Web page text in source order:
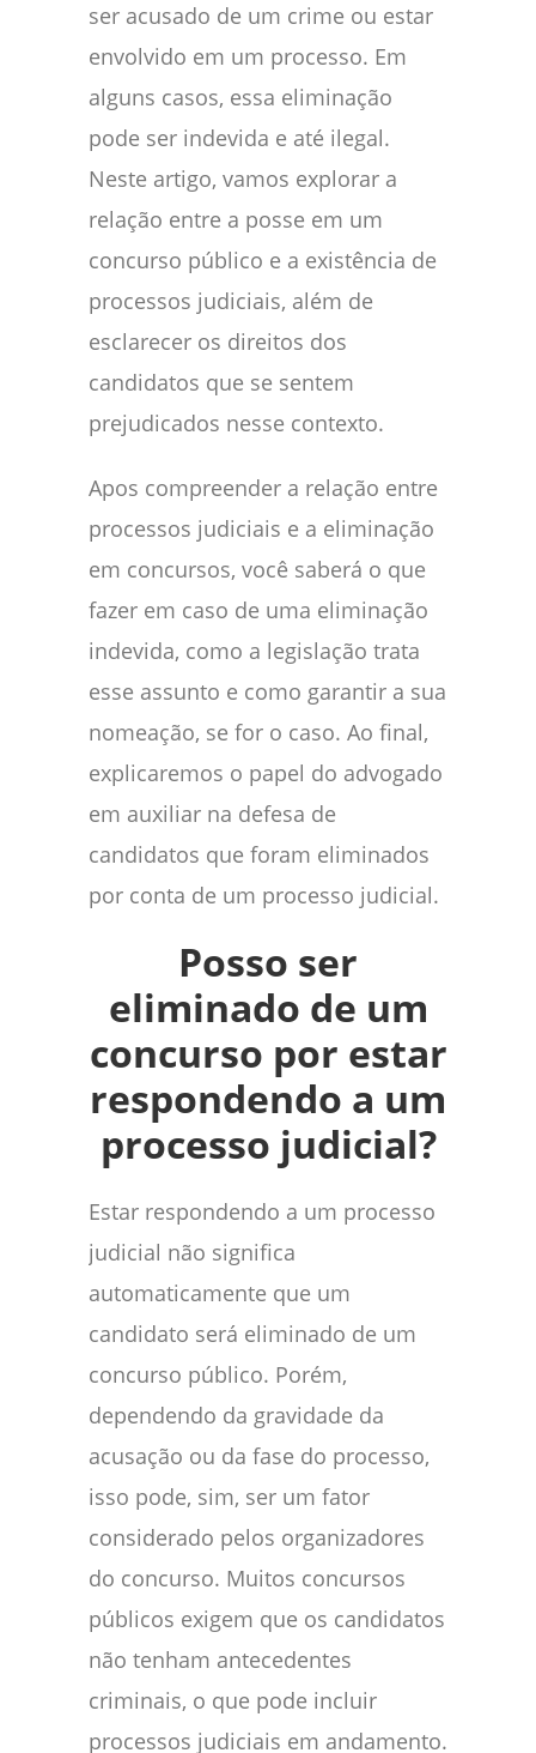
ser acusado de um crime ou estar
envolvido em um processo. Em
alguns casos, essa eliminação
pode ser indevida e até ilegal.
Neste artigo, vamos explorar a
relação entre a posse em um
concurso público e a existência de
processos judiciais, além de
esclarecer os direitos dos
candidatos que se sentem
prejudicados nesse contexto.
Apos compreender a relação entre
processos judiciais e a eliminação
em concursos, você saberá o que
fazer em caso de uma eliminação
indevida, como a legislação trata
esse assunto e como garantir a sua
nomeação, se for o caso. Ao final,
explicaremos o papel do advogado
em auxiliar na defesa de
candidatos que foram eliminados
por conta de um processo judicial.
Posso ser
eliminado de um
concurso por estar
respondendo a um
processo judicial?
Estar respondendo a um processo
judicial não significa
automaticamente que um
candidato será eliminado de um
concurso público. Porém,
dependendo da gravidade da
acusação ou da fase do processo,
isso pode, sim, ser um fator
considerado pelos organizadores
do concurso. Muitos concursos
públicos exigem que os candidatos
não tenham antecedentes
criminais, o que pode incluir
processos judiciais em andamento.